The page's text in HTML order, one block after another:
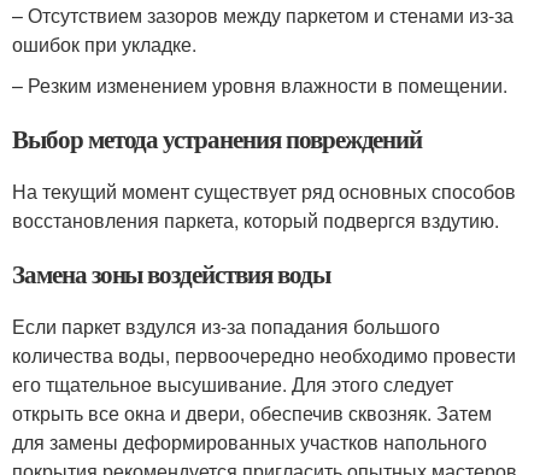
– Отсутствием зазоров между паркетом и стенами из-за
ошибок при укладке.
– Резким изменением уровня влажности в помещении.
Выбор метода устранения повреждений
На текущий момент существует ряд основных способов
восстановления паркета, который подвергся вздутию.
Замена зоны воздействия воды
Если паркет вздулся из-за попадания большого
количества воды, первоочередно необходимо провести
его тщательное высушивание. Для этого следует
открыть все окна и двери, обеспечив сквозняк. Затем
для замены деформированных участков напольного